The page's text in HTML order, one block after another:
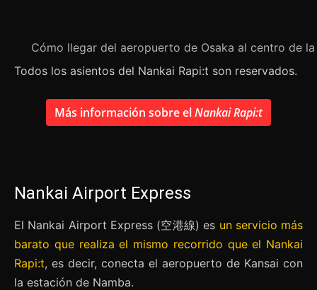
Cómo llegar del aeropuerto de Osaka al centro de
Todos los asientos del Nankai Rapi:t son reservados.
Más información sobre elNankai Rapi:t
Nankai Airport Express
El Nankai Airport Express (空港線) es un servicio más
barato que realiza el mismo recorrido que el Nankai
Rapi:t, es decir, conecta el aeropuerto de Kansai con
la estación de Namba.